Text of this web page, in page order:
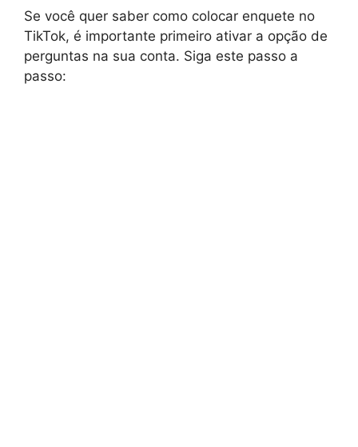
Se você quer saber como colocar enquete no
TikTok, é importante primeiro ativar a opção de
perguntas na sua conta. Siga este passo a
passo: